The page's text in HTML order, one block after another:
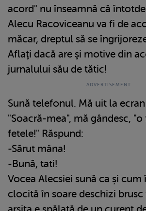
acord" nu înseamnă că
Alecu Racoviceanu va fi de
măcar, dreptul să se
Aflaţi dacă are şi motive din
jurnalului său de tătic!
Sună telefonul. Mă uit la ecran
"Soacră-mea", mă gândesc, "o
fetele!" Răspund:
-Sărut mâna!
-Bună, tati!
Vocea Alecsiei sună ca și
clocită în soare deschizi brusc